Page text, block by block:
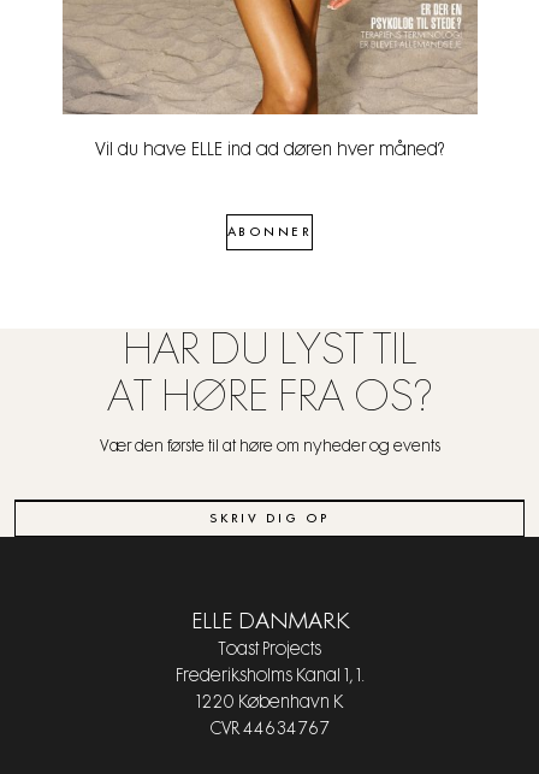
Vil du have ELLE ind ad døren hver måned?
ABONNER
HAR DU LYST TIL
AT HØRE FRA OS?
Vær den første til at høre om nyheder og events
SKRIV DIG OP
ELLE DANMARK
Toast Projects
Frederiksholms Kanal 1, 1.
1220 København K
CVR 44634767